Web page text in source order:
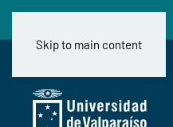
Skip to main content